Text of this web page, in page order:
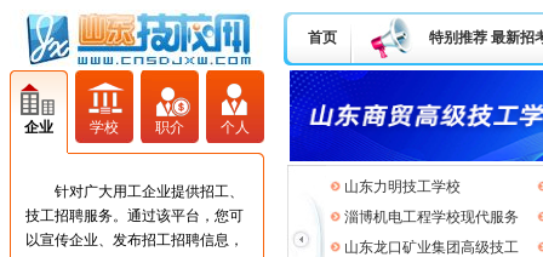
首页 特别推荐 最新招
企业 学校 职介 个人
针对广大用工企业提供招工、
技工招聘服务。通过该平台，您可
以宣传企业、发布招工招聘信息，
山东力明技工学校
淄博机电工程学校现代服务
山东龙口矿业集团高级技工